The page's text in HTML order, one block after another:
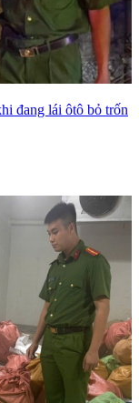
đang lái ôtô bỏ trốn